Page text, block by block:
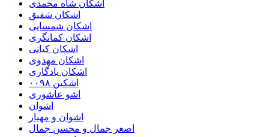
اشکان شاه محمدی
اشکان شفیق
اشکان شمسایی
اشکان‌ کمانگری
اشکان کیانی
اشکان مهدوی
اشکان یادگاری
اشکین ۰۰۹۸
اشو عاشوری
اشوان
اشوان و مهیار
اصغر جمال و محسن جمال